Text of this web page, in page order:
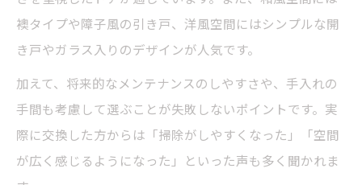
襖タイプや障子風の引き戸、洋風空間にはシンプルな開
き戸やガラス入りのデザインが人気です。
加えて、将来的なメンテナンスのしやすさや、手入れの
手間も考慮して選ぶことが失敗しないポイントです。実
際に交換した方からは「掃除がしやすくなった」「空間
が広く感じるようになった」といった声も多く聞かれま